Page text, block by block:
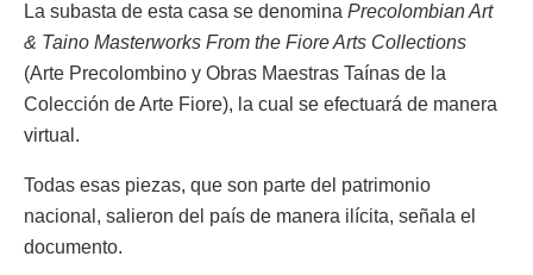
La subasta de esta casa se denomina Precolombian Art
& Taino Masterworks From the Fiore Arts Collections
(Arte Precolombino y Obras Maestras Taínas de la
Colección de Arte Fiore), la cual se efectuará de manera
virtual.
Todas esas piezas, que son parte del patrimonio
nacional, salieron del país de manera ilícita, señala el
documento.